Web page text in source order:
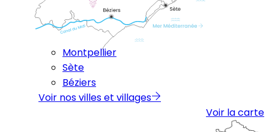
Montpellier
Sète
Béziers
Voir nos villes et villages
Voir la carte